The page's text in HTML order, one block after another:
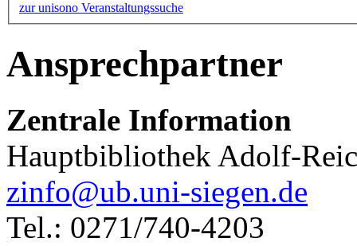
zur unisono Veranstaltungssuche
Ansprechpartner
Zentrale Information
Hauptbibliothek Adolf-
zinfo@ub.uni-siegen.de
Tel.: 0271/740-4203